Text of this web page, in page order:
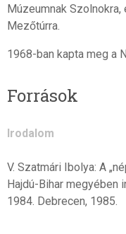
Múzeumnak
Mezőtúrra.
1968-ban kapta meg a
Források
Irodalom
V. Szatmári Ibolya: A
Hajdú-Bihar megyében
1984. Debrecen, 1985.